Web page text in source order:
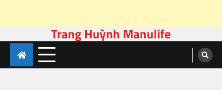
to
content
Trang Huỳnh Manulife